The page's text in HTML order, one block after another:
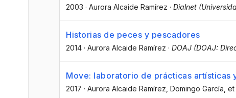
2003 · Aurora Alcaide Ramírez · Dialnet
Historias de peces y pescadores
2014 · Aurora Alcaide Ramírez · DOAJ (DOAJ:
Move: laboratorio de prácticas artísticas
2017 · Aurora Alcaide Ramírez , Domingo García ,